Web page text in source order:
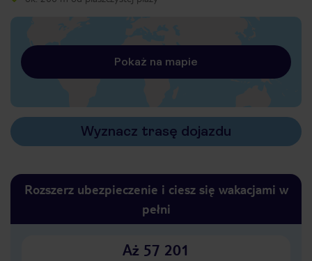
Pokaż na mapie
Wyznacz trasę dojazdu
Rozszerz ubezpieczenie i ciesz się wakacjami w
pełni
Aż 57 201